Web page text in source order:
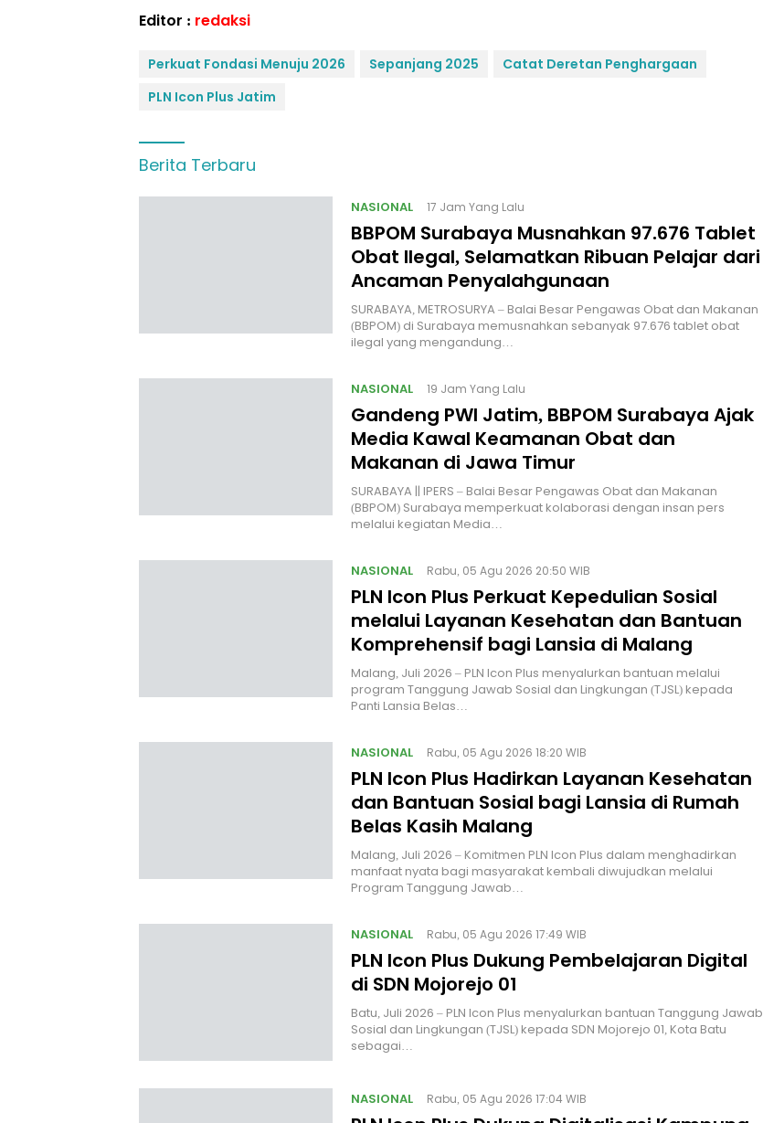
Editor : redaksi
Perkuat Fondasi Menuju 2026 Sepanjang 2025
Catat Deretan Penghargaan
PLN Icon Plus Jatim
Berita Terbaru
NASIONAL 17 Jam Yang Lalu
BBPOM Surabaya Musnahkan 97.676 Tablet
Obat Ilegal, Selamatkan Ribuan Pelajar dari
Ancaman Penyalahgunaan
SURABAYA, METROSURYA – Balai Besar Pengawas Obat dan Makanan
(BBPOM) di Surabaya memusnahkan sebanyak 97.676 tablet obat
ilegal yang mengandung…
NASIONAL 19 Jam Yang Lalu
Gandeng PWI Jatim, BBPOM Surabaya Ajak
Media Kawal Keamanan Obat dan
Makanan di Jawa Timur
SURABAYA || IPERS – Balai Besar Pengawas Obat dan Makanan
(BBPOM) Surabaya memperkuat kolaborasi dengan insan pers
melalui kegiatan Media…
NASIONAL Rabu, 05 Agu 2026 20:50 WIB
PLN Icon Plus Perkuat Kepedulian Sosial
melalui Layanan Kesehatan dan Bantuan
Komprehensif bagi Lansia di Malang
Malang, Juli 2026 – PLN Icon Plus menyalurkan bantuan melalui
program Tanggung Jawab Sosial dan Lingkungan (TJSL) kepada
Panti Lansia Belas…
NASIONAL Rabu, 05 Agu 2026 18:20 WIB
PLN Icon Plus Hadirkan Layanan Kesehatan
dan Bantuan Sosial bagi Lansia di Rumah
Belas Kasih Malang
Malang, Juli 2026 – Komitmen PLN Icon Plus dalam menghadirkan
manfaat nyata bagi masyarakat kembali diwujudkan melalui
Program Tanggung Jawab…
NASIONAL Rabu, 05 Agu 2026 17:49 WIB
PLN Icon Plus Dukung Pembelajaran Digital
di SDN Mojorejo 01
Batu, Juli 2026 – PLN Icon Plus menyalurkan bantuan Tanggung Jawab
Sosial dan Lingkungan (TJSL) kepada SDN Mojorejo 01, Kota Batu
sebagai…
NASIONAL Rabu, 05 Agu 2026 17:04 WIB